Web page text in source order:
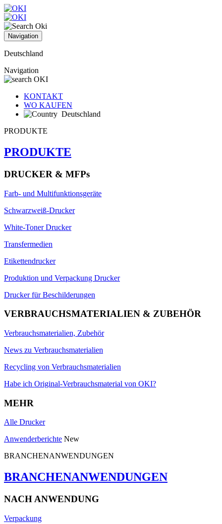
Navigation
Deutschland
Navigation
KONTAKT
WO KAUFEN
Deutschland
PRODUKTE
PRODUKTE
DRUCKER & MFPs
Farb- und Multifunktionsgeräte
Schwarzweiß-Drucker
White-Toner Drucker
Transfermedien
Etikettendrucker
Produktion und Verpackung Drucker
Drucker für Beschilderungen
VERBRAUCHSMATERIALIEN & ZUBEHÖR
Verbrauchsmaterialien, Zubehör
News zu Verbrauchsmaterialien
Recycling von Verbrauchsmaterialien
Habe ich Original-Verbrauchsmaterial von OKI?
MEHR
Alle Drucker
Anwenderberichte New
BRANCHENANWENDUNGEN
BRANCHENANWENDUNGEN
NACH ANWENDUNG
Verpackung